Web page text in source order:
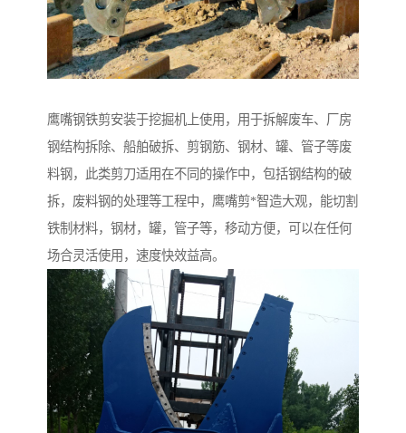
鹰嘴钢铁剪安装于挖掘机上使用，用于拆解废车、厂房
钢结构拆除、船舶破拆、剪钢筋、钢材、罐、管子等废
料钢，此类剪刀适用在不同的操作中，包括钢结构的破
拆，废料钢的处理等工程中，鹰嘴剪*智造大观，能切割
铁制材料，钢材，罐，管子等，移动方便，可以在任何
场合灵活使用，速度快效益高。